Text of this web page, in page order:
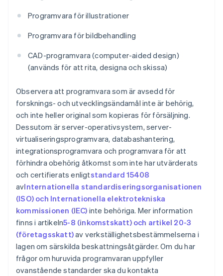
Programvara för illustrationer
Programvara för bildbehandling
CAD-programvara (computer-aided design)
(används för att rita, designa och skissa)
Observera att programvara som är avsedd för
forsknings- och utvecklingsändamål inte är behörig,
och inte heller original som kopieras för försäljning.
Dessutom är server-operativsystem, server-
virtualiseringsprogramvara, databashantering,
integrationsprogramvara och programvara för att
förhindra obehörig åtkomst som inte har utvärderats
och certifierats enligtstandard 15408
avInternationella standardiseringsorganisationen
(ISO) och Internationella elektrotekniska
kommissionen (IEC) inte behöriga. Mer information
finns i artikeln5-8 (inkomstskatt) och artikel 20-3
(företagsskatt)av verkställighetsbestämmelserna i
lagen om särskilda beskattningsåtgärder. Om du har
frågor om huruvida programvaran uppfyller
ovanstående standarder ska du kontakta